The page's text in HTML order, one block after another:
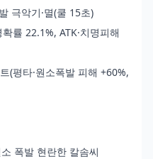
극악기·멸(쿨 15초)
률 22.1%, ATK·치명피해
(평타·원소폭발 피해 +60%,
폭발 현란한 칼솜씨